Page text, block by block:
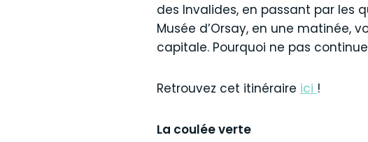
des Invalides, en passant par les
Musée d’Orsay, en une matinée,
capitale. Pourquoi ne pas
Retrouvez cet itinéraire ici !
La coulée verte